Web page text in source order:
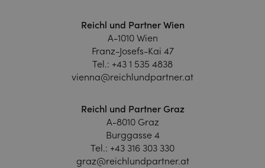
Reichl und Partner Wien
A-1010 Wien
Franz-Josefs-Kai 47
Tel.: +43 1 535 4838
vienna@reichlundpartner.at
Reichl und Partner Graz
A-8010 Graz
Burggasse 4
Tel.: +43 316 303 330
graz@reichlundpartner.at